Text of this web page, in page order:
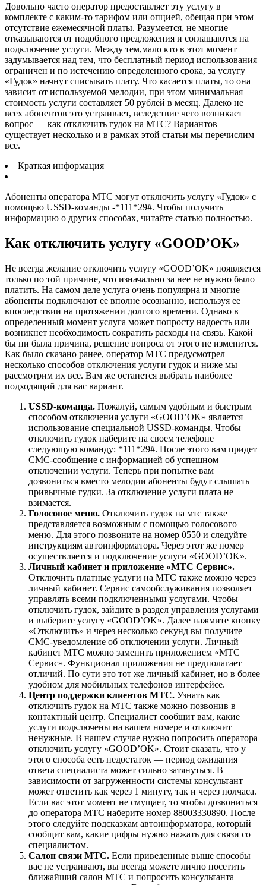
Довольно часто оператор предоставляет эту услугу в
комплекте с каким-то тарифом или опцией, обещая при этом
отсутствие ежемесячной платы. Разумеется, не многие
отказываются от подобного предложения и соглашаются на
подключение услуги. Между тем,мало кто в этот момент
задумывается над тем, что бесплатный период использования
ограничен и по истечению определенного срока, за услугу
«Гудок» начнут списывать плату. Что касается платы, то она
зависит от используемой мелодии, при этом минимальная
стоимость услуги составляет 50 рублей в месяц. Далеко не
всех абонентов это устраивает, вследствие чего возникает
вопрос — как отключить гудок на МТС? Вариантов
существует несколько и в рамках этой статьи мы перечислим
все.
Краткая информация
Абоненты оператора МТС могут отключить услугу «Гудок» с
помощью USSD-команды -*111*29#. Чтобы получить
информацию о других способах, читайте статью полностью.
Как отключить услугу «GOOD’OK»
Не всегда желание отключить услугу «GOOD’OK» появляется
только по той причине, что изначально за нее не нужно было
платить. На самом деле услуга очень популярна и многие
абоненты подключают ее вполне осознанно, используя ее
впоследствии на протяжении долгого времени. Однако в
определенный момент услуга может попросту надоесть или
возникнет необходимость сократить расходы на связь. Какой
бы ни была причина, решение вопроса от этого не изменится.
Как было сказано ранее, оператор МТС предусмотрел
несколько способов отключения услуги гудок и ниже мы
рассмотрим их все. Вам же останется выбрать наиболее
подходящий для вас вариант.
USSD-команда. Пожалуй, самым удобным и быстрым
способом отключения услуги «GOOD’OK» является
использование специальной USSD-команды. Чтобы
отключить гудок наберите на своем телефоне
следующую команду: *111*29#. После этого вам придет
СМС-сообщение с информацией об успешном
отключении услуги. Теперь при попытке вам
дозвониться вместо мелодии абоненты будут слышать
привычные гудки. За отключение услуги плата не
взимается.
Голосовое меню. Отключить гудок на мтс также
представляется возможным с помощью голосового
меню. Для этого позвоните на номер 0550 и следуйте
инструкциям автоинформатора. Через этот же номер
осуществляется и подключение услуги «GOOD’OK».
Личный кабинет и приложение «МТС Сервис».
Отключить платные услуги на МТС также можно через
личный кабинет. Сервис самообслуживания позволяет
управлять всеми подключенными услугами. Чтобы
отключить гудок, зайдите в раздел управления услугами
и выберите услугу «GOOD’OK». Далее нажмите кнопку
«Отключить» и через несколько секунд вы получите
СМС-уведомление об отключении услуги. Личный
кабинет МТС можно заменить приложением «МТС
Сервис». Функционал приложения не предполагает
отличий. По сути это тот же личный кабинет, но в более
удобном для мобильных телефонов интерфейсе.
Центр поддержки клиентов МТС. Узнать как
отключить гудок на МТС также можно позвонив в
контактный центр. Специалист сообщит вам, какие
услуги подключены на вашем номере и отключит
ненужные. В нашем случае нужно попросить оператора
отключить услугу «GOOD’OK». Стоит сказать, что у
этого способа есть недостаток — период ожидания
ответа специалиста может сильно затянуться. В
зависимости от загруженности системы консультант
может ответить как через 1 минуту, так и через полчаса.
Если вас этот момент не смущает, то чтобы дозвониться
до оператора МТС наберите номер 88003330890. После
этого следуйте подсказкам автоинформатора, который
сообщит вам, какие цифры нужно нажать для связи со
специалистом.
Салон связи МТС. Если приведенные выше способы
вас не устраивают, вы всегда можете лично посетить
ближайший салон МТС и попросить консультанта